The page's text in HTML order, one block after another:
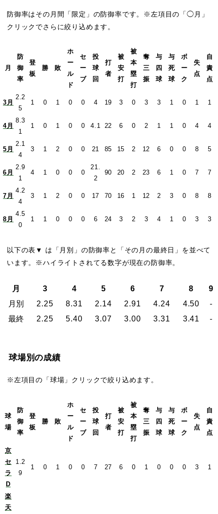
防御率はその月間「限定」の防御率です。※左項目の「◯月」
クリックでさらに絞り込めます。
月
防
御
率
登
板
勝 敗
ホ
ー
ル
ド
セ
ー
ブ
投
球
回
打
者
被
安
打
被
本
塁
打
奪
三
振
与
四
球
与
死
球
ボ
ー
ク
失
点
自
責
点
3月
2.2
5
1 0 1 0 0 4 19 3 0 3 3 1 0 1 1
4月
8.3
1
1 0 1 0 0 4.1 22 6 0 2 1 1 0 4 4
5月
2.1
4
3 1 2 0 0 21 85 15 2 12 6 0 0 8 5
6月
2.9
1
4 1 0 0 0
21.
2
90 20 2 23 6 1 0 7 7
7月
4.2
4
3 1 2 0 0 17 70 16 1 12 2 3 0 8 8
8月
4.5
0
1 1 0 0 0 6 24 3 2 3 4 1 0 3 3
以下の表▼ は「月別」の防御率と「その月の最終日」を並べて
います。※ハイライトされてる数字が現在の防御率。
月 3 4 5 6 7 8
9
月別
2.25 8.31 2.14 2.91 4.24 4.50
-
最終
2.25 5.40 3.07 3.00 3.31 3.41 -
球場別の成績
※左項目の「球場」クリックで絞り込めます。
球
場
防
御
率
登
板
勝 敗
ホ
ー
ル
ド
セ
ー
ブ
投
球
回
打
者
被
安
打
被
本
塁
打
奪
三
振
与
四
球
与
死
球
ボ
ー
ク
失
点
自
責
点
京
セ
ラ
D
1.2
9
1 0 1 0 0 7 27 6 0 1 0 0 0 3 1
楽
天